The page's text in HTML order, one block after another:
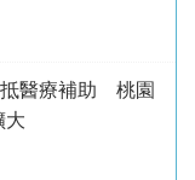
醫療補助 桃園
大